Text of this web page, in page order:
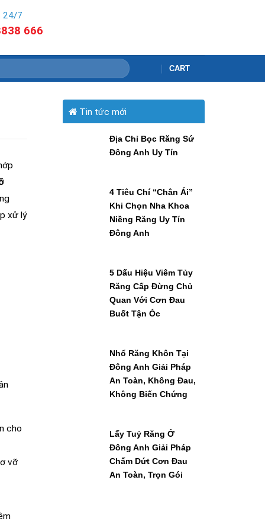
24/7
666
CART
xử lý
cho
vỡ
Tin tức mới
Địa Chỉ Bọc Răng Sứ
Đông Anh Uy Tín
4 Tiêu Chí “Chân Ái”
Khi Chọn Nha Khoa
Niềng Răng Uy Tín
Đông Anh
5 Dấu Hiệu Viêm Tủy
Răng Cấp Đừng Chủ
Quan Với Cơn Đau
Buốt Tận Óc
Nhổ Răng Khôn Tại
Đông Anh Giải Pháp
An Toàn, Không Đau,
Không Biến Chứng
Lấy Tuỷ Răng Ở
Đông Anh Giải Pháp
Chấm Dứt Cơn Đau
An Toàn, Trọn Gói